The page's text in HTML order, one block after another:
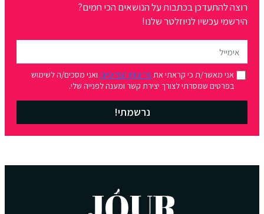
רוצה להתעדכן בכתבות על הנושאים הכי חמים?
הירשמי עכשיו לניוזלטר שלנו!
אני מאשר/ת כי קראתי את מדיניות הפרטיות ואני מסכים/ה לשימוש
בפרטים שמסרתי לצורך יצירת קשר ומענה לפנייה שלי.
נרשמתי!